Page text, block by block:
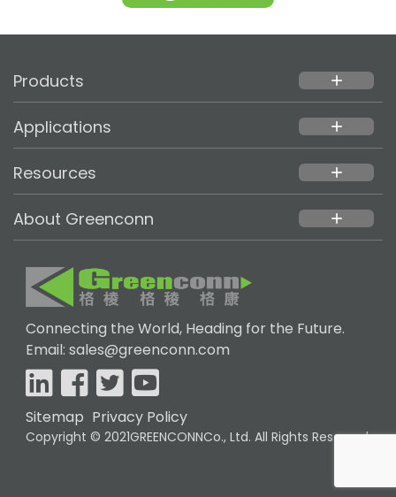
Products add
Applications add
Resources add
About Greenconn add
Connecting the World, Heading for the Future.
Email: sales@greenconn.com
Sitemap Privacy Policy
Copyright © 2021GREENCONNCo., Ltd. All Rights Reserved.